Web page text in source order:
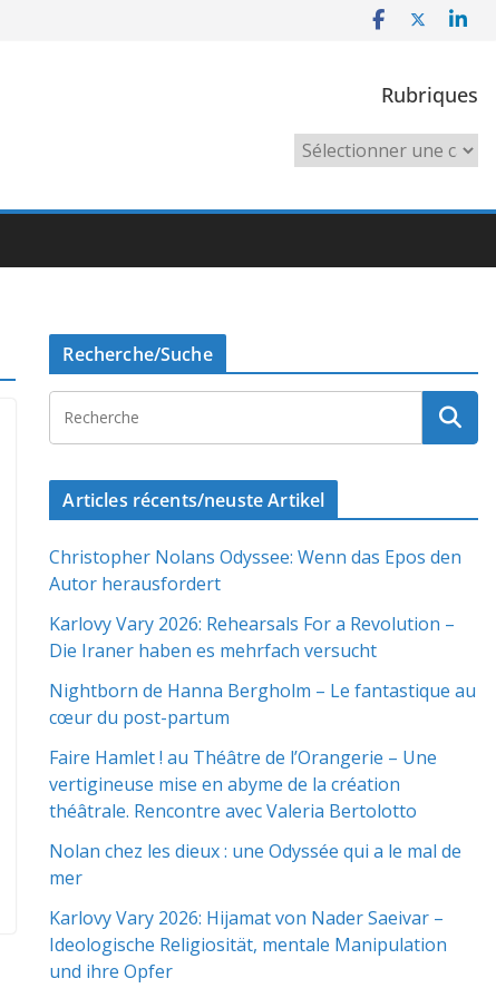
Rubriques
Rubriques
Recherche/Suche
Articles récents/neuste Artikel
Christopher Nolans Odyssee: Wenn das Epos den
Autor herausfordert
Karlovy Vary 2026: Rehearsals For a Revolution –
Die Iraner haben es mehrfach versucht
Nightborn de Hanna Bergholm – Le fantastique au
cœur du post-partum
Faire Hamlet ! au Théâtre de l’Orangerie – Une
vertigineuse mise en abyme de la création
théâtrale. Rencontre avec Valeria Bertolotto
Nolan chez les dieux : une Odyssée qui a le mal de
mer
Karlovy Vary 2026: Hijamat von Nader Saeivar​​ –
Ideologische Religiosität, mentale Manipulation
und ihre Opfer